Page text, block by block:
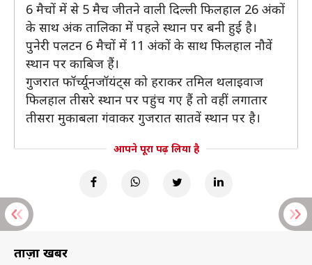
6 मैचों में से 5 मैच जीतने वाली दिल्ली फिलहाल 26 अंकों
के साथ अंक तालिका में पहले स्थान पर बनी हुई है।
पुनेरी पलटन 6 मैचों में 11 अंकों के साथ फिलहाल नौवें
स्थान पर काबिज हैं।
गुजरात फॉर्च्यूनजॉयंट्स को हराकर तमिल थलाइवाज
फिलहाल तीसरे स्थान पर पहुंच गए हैं तो वहीं लगातार
तीसरा मुकाबला गंवाकर गुजरात सातवें स्थान पर है।
आपने पूरा पढ़ लिया है
ताज़ा खबरें